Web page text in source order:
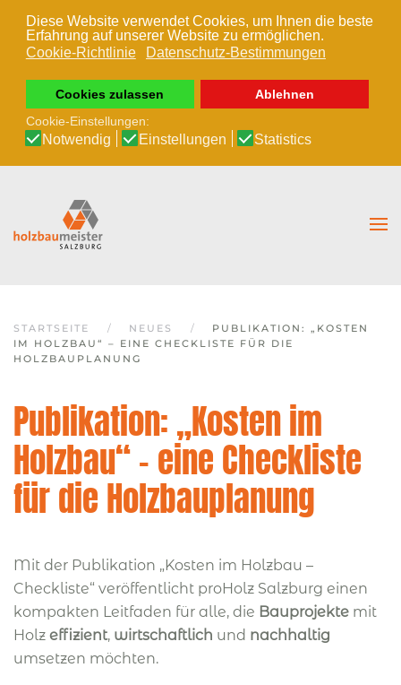
Diese Website verwendet Cookies, um Ihnen die beste
Erfahrung auf unserer Website zu ermöglichen.
Cookie-Richtlinie
Datenschutz-Bestimmungen
Cookies zulassen
Ablehnen
Cookie-Einstellungen:
Notwendig Einstellungen Statistics
Zum Hauptinhalt springen
STARTSEITE NEUES
PUBLIKATION: „KOSTEN
IM HOLZBAU“ – EINE CHECKLISTE FÜR DIE
HOLZBAUPLANUNG
Publikation: „Kosten im
Holzbau“ – eine Checkliste
für die Holzbauplanung
Mit der Publikation „Kosten im Holzbau –
Checkliste“ veröffentlicht proHolz Salzburg einen
kompakten Leitfaden für alle, die Bauprojekte mit
Holz effizient, wirtschaftlich und nachhaltig
umsetzen möchten.